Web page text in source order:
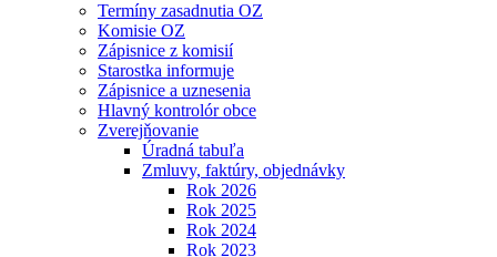
Termíny zasadnutia OZ
Komisie OZ
Zápisnice z komisií
Starostka informuje
Zápisnice a uznesenia
Hlavný kontrolór obce
Zverejňovanie
Úradná tabuľa
Zmluvy, faktúry, objednávky
Rok 2026
Rok 2025
Rok 2024
Rok 2023